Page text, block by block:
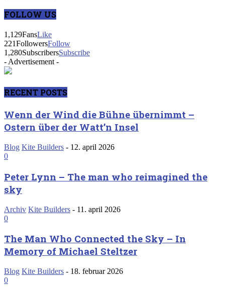
FOLLOW US
1,129FansLike
221FollowersFollow
1,280SubscribersSubscribe
- Advertisement -
RECENT POSTS
Wenn der Wind die Bühne übernimmt –
Ostern über der Watt’n Insel
Blog Kite Builders - 12. april 2026
0
Peter Lynn – The man who reimagined the
sky
Archiv Kite Builders - 11. april 2026
0
The Man Who Connected the Sky – In
Memory of Michael Steltzer
Blog Kite Builders - 18. februar 2026
0